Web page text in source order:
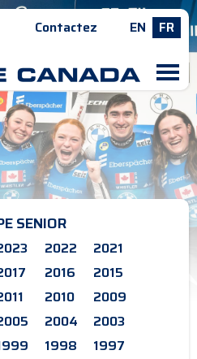
Contactez EN FR
M
SENIOR
2022
2021
2016
2015
2010
2009
2004
2003
1998
1997